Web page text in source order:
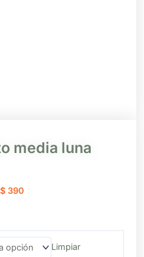
media luna
$390
Limpiar